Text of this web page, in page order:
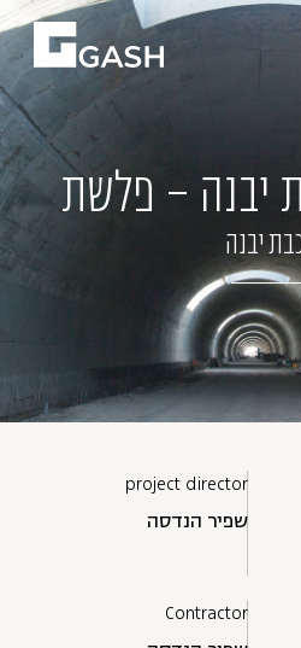
יבנה – פלשת
יבנה
project director
שפיר הנדסה
Contractor